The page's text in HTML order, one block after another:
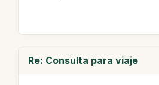
Re: Consulta para viaje